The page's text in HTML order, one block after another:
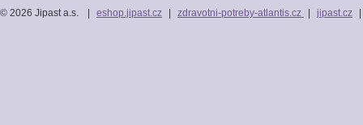
eshop.jipast.cz zdravotni-potreby-atlantis.cz jipast.cz
© 2026 Jipast a.s.